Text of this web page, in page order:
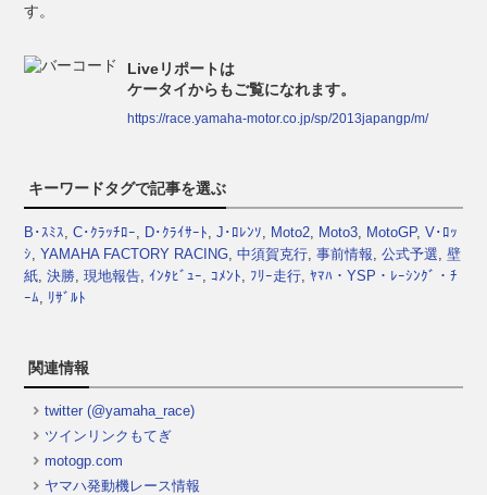
す。
Liveリポートは
ケータイからもご覧になれます。
https://race.yamaha-motor.co.jp/sp/2013japangp/m/
キーワードタグで記事を選ぶ
B･ｽﾐｽ ,C･ｸﾗｯﾁﾛｰ D･ｸﾗｲｻｰﾄ ,J･ﾛﾚﾝｿ Moto2 Moto3 MotoGP,V･ﾛｯ
ｼ ,YAMAHA FACTORY RACING ,中須賀克行 ,事前情報 ,公式予選 ,壁
紙 ,決勝 ,現地報告 ,ｲﾝﾀﾋﾞｭｰ ,ｺﾒﾝﾄ ﾌﾘｰ走行 ,ﾔﾏﾊ・YSP・ﾚｰｼﾝｸﾞ・ﾁ
ｰﾑ
ﾘｻﾞﾙﾄ
関連情報
twitter (@yamaha_race)
ツインリンクもてぎ
motogp.com
ヤマハ発動機レース情報